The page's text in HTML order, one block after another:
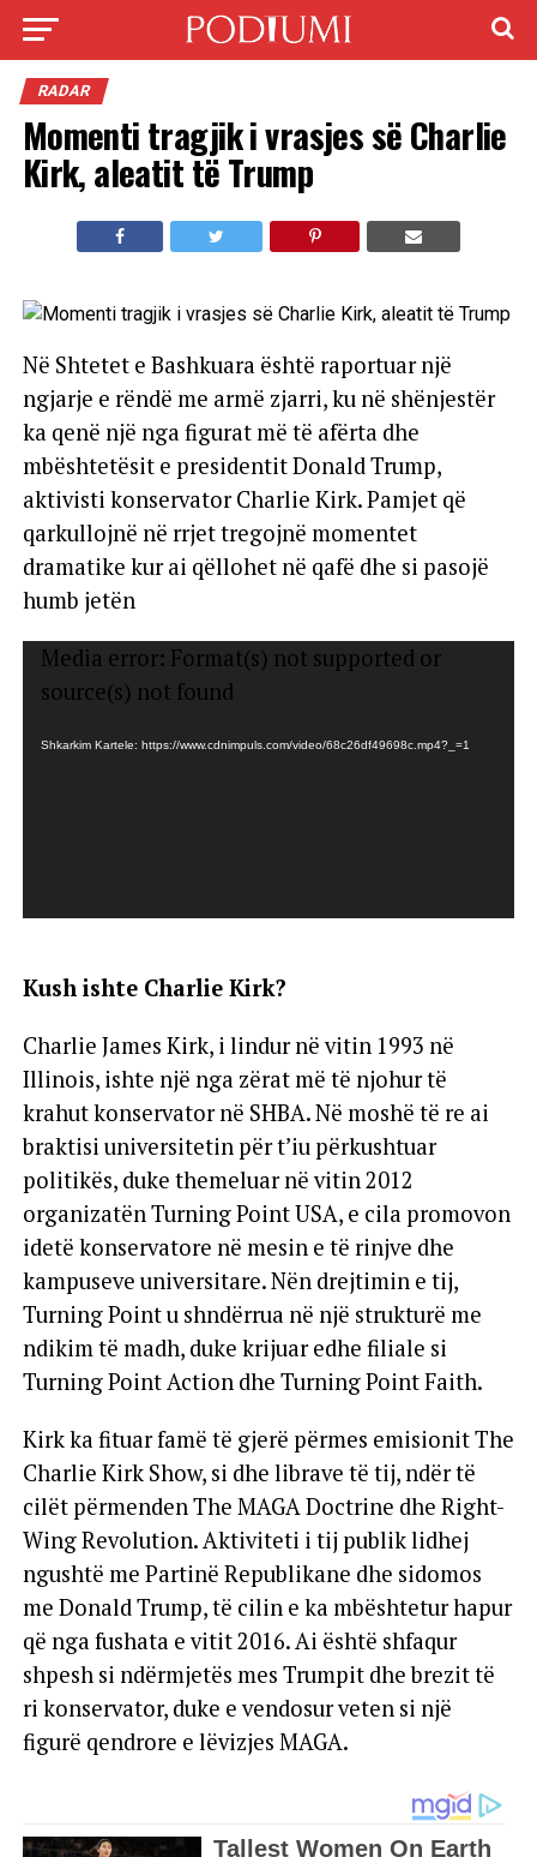
RADAR
Momenti tragjik i vrasjes së Charlie
Kirk, aleatit të Trump
Në Shtetet e Bashkuara është raportuar një
ngjarje e rëndë me armë zjarri, ku në shënjestër
ka qenë një nga figurat më të afërta dhe
mbështetësit e presidentit Donald Trump,
aktivisti konservator Charlie Kirk. Pamjet që
qarkullojnë në rrjet tregojnë momentet
dramatike kur ai qëllohet në qafë dhe si pasojë
humb jetën
Lojtës
Videosh
Media error: Format(s) not supported or
source(s) not found
Shkarkim Kartele: https://www.cdnimpuls.com/video/68c26df49698c.mp4?_=1
Kush ishte Charlie Kirk?
Charlie James Kirk, i lindur në vitin 1993 në
Illinois, ishte një nga zërat më të njohur të
krahut konservator në SHBA. Në moshë të re ai
braktisi universitetin për t’iu përkushtuar
politikës, duke themeluar në vitin 2012
organizatën Turning Point USA, e cila promovon
idetë konservatore në mesin e të rinjve dhe
kampuseve universitare. Nën drejtimin e tij,
Turning Point u shndërrua në një strukturë me
ndikim të madh, duke krijuar edhe filiale si
Turning Point Action dhe Turning Point Faith.
Kirk ka fituar famë të gjerë përmes emisionit The
Charlie Kirk Show, si dhe librave të tij, ndër të
cilët përmenden The MAGA Doctrine dhe Right-
Wing Revolution. Aktiviteti i tij publik lidhej
ngushtë me Partinë Republikane dhe sidomos
me Donald Trump, të cilin e ka mbështetur hapur
që nga fushata e vitit 2016. Ai është shfaqur
shpesh si ndërmjetës mes Trumpit dhe brezit të
ri konservator, duke e vendosur veten si një
figurë qendrore e lëvizjes MAGA.